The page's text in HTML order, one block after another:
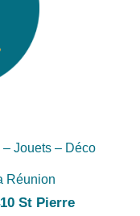
Jouets – Déco
Réunion
St Pierre